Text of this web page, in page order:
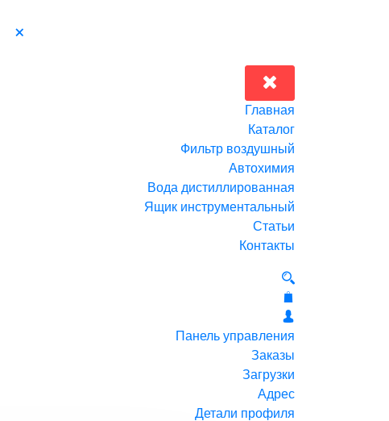
Главная
Каталог
Фильтр воздушный
Автохимия
Вода дистиллированная
Ящик инструментальный
Статьи
Контакты
Панель управления
Заказы
Загрузки
Адрес
Детали профиля